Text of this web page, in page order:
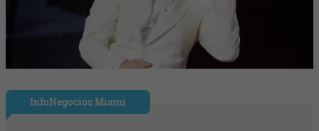
InfoNegocios Miami